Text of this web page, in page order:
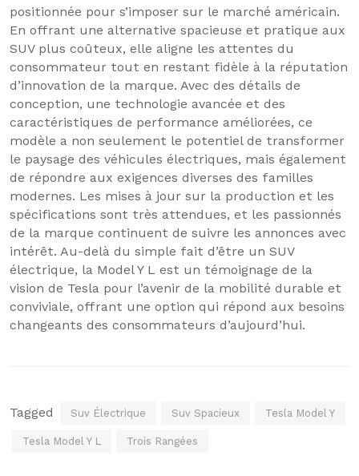
positionnée pour s’imposer sur le marché américain.
En offrant une alternative spacieuse et pratique aux
SUV plus coûteux, elle aligne les attentes du
consommateur tout en restant fidèle à la réputation
d’innovation de la marque. Avec des détails de
conception, une technologie avancée et des
caractéristiques de performance améliorées, ce
modèle a non seulement le potentiel de transformer
le paysage des véhicules électriques, mais également
de répondre aux exigences diverses des familles
modernes. Les mises à jour sur la production et les
spécifications sont très attendues, et les passionnés
de la marque continuent de suivre les annonces avec
intérêt. Au-delà du simple fait d’être un SUV
électrique, la Model Y L est un témoignage de la
vision de Tesla pour l’avenir de la mobilité durable et
conviviale, offrant une option qui répond aux besoins
changeants des consommateurs d’aujourd’hui.
Tagged Suv Électrique Suv Spacieux Tesla Model Y
Tesla Model Y L Trois Rangées